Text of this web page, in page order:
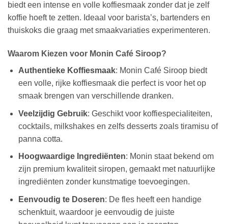
biedt een intense en volle koffiesmaak zonder dat je zelf
koffie hoeft te zetten. Ideaal voor barista’s, bartenders en
thuiskoks die graag met smaakvariaties experimenteren.
Waarom Kiezen voor Monin Café Siroop?
Authentieke Koffiesmaak: Monin Café Siroop biedt
een volle, rijke koffiesmaak die perfect is voor het op
smaak brengen van verschillende dranken.
Veelzijdig Gebruik: Geschikt voor koffiespecialiteiten,
cocktails, milkshakes en zelfs desserts zoals tiramisu of
panna cotta.
Hoogwaardige Ingrediënten: Monin staat bekend om
zijn premium kwaliteit siropen, gemaakt met natuurlijke
ingrediënten zonder kunstmatige toevoegingen.
Eenvoudig te Doseren: De fles heeft een handige
schenktuit, waardoor je eenvoudig de juiste